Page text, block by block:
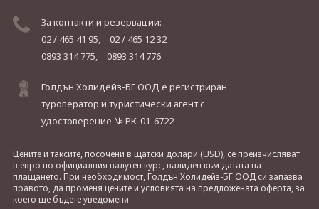
За контакти и резервации:
02 / 465 41 95,
02 / 465 12 32
0893 314 775,
0893 314 776
Голдън Холидейз-БГ ООД е регистриран
туроператор и туристически агент с
удостоверение № РК-01-6722
Цените и таксите, посочени в щатски долари (USD), се преизчисляват
в евро по официалния валутен курс, валиден към датата на
плащането. При необходимост, Голдън Холидейз-БГ ООД си запазва
правото, да променя цените и условията на предложената оферта, за
което ще бъдете уведомени.